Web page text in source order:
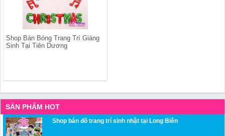
Shop Bán Bóng Trang Trí Giáng
Sinh Tại Tiên Dương
SẢN PHẨM HOT
Shop bán đồ trang trí sinh nhật tại Long Biên